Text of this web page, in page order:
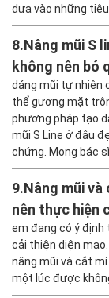
Em đang có ý định
dáng mũi S line
không biết chọn
sụn. Bác sĩ cho em
dựa vào những
8.Nâng mũi S
không nên bỏ
thể gương mặt
phương pháp tạo
mũi S Line ở đâu
chứng. Mong bác
9.Nâng mũi
nên thực hiện